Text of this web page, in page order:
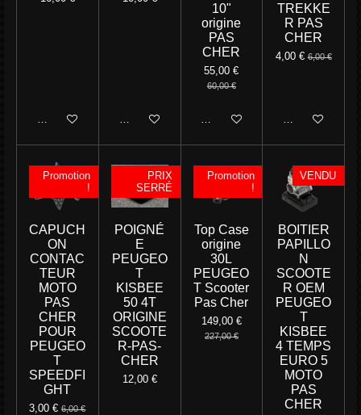
Ajouter au panier Ajouter au panier
10"
origine
PAS
CHER
55,00 €
60,00 €
Ajouter au panier
TREKKE
R PAS
CHER
4,00 € 6,00 €
Ajouter au
Promotion
!
CAPUCH
ON
CONTAC
TEUR
MOTO
PAS
CHER
POUR
PEUGEO
T
SPEEDFI
GHT
3,00 € 6,00 €
PRIX
SERRÉ
POIGNÉ
E
PEUGEO
T
KISBEE
50 4T
ORIGINE
SCOOTE
R-PAS-
CHER
12,00 €
Promotion
!
Top Case
origine
30L
PEUGEO
T Scooter
Pas Cher
149,00 €
227,00 €
VENDU
BOITIER
PAPILLO
N
SCOOTE
R OEM
PEUGEO
T
KISBEE
4 TEMPS
EURO 5
MOTO
PAS
CHER